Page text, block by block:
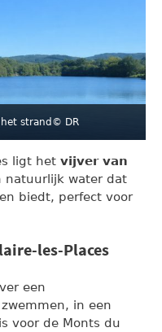
strand © DR
ligt het vijver van
natuurlijk water dat
biedt, perfect voor
les-Places
een
in een
voor de Monts du